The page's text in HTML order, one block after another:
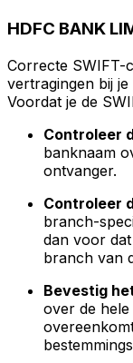
HDFC BANK
Correcte SWIFT-
vertragingen bij
Voordat je de
Controleer
banknaam
ontvanger.
Controleer
branch-
dan voor
branch van
Bevestig
over de